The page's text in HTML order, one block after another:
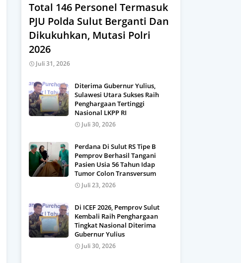
Total 146 Personel Termasuk
PJU Polda Sulut Berganti Dan
Dikukuhkan, Mutasi Polri
2026
Juli 31, 2026
Diterima Gubernur Yulius,
Sulawesi Utara Sukses Raih
Penghargaan Tertinggi
Nasional LKPP RI
Juli 30, 2026
Perdana Di Sulut RS Tipe B
Pemprov Berhasil Tangani
Pasien Usia 56 Tahun Idap
Tumor Colon Transversum
Juli 23, 2026
Di ICEF 2026, Pemprov Sulut
Kembali Raih Penghargaan
Tingkat Nasional Diterima
Gubernur Yulius
Juli 30, 2026